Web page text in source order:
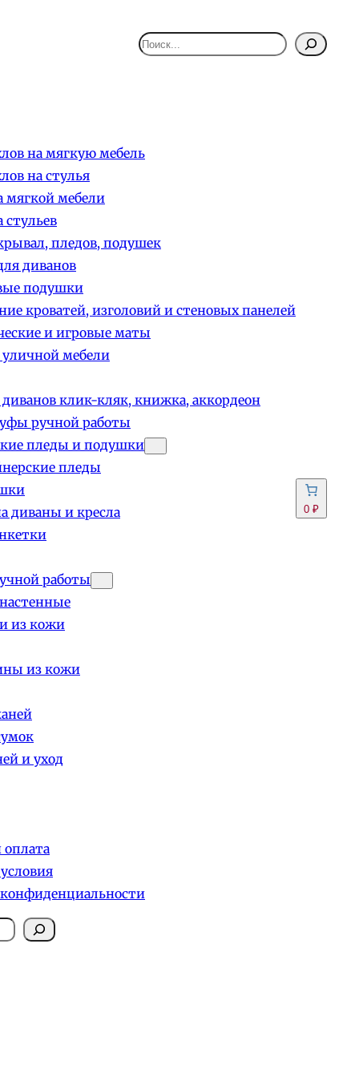
Поиск
на мягкую мебель
на стулья
мягкой мебели
пледов, подушек
диванов
подушки
кроватей, изголовий и стеновых панелей
и игровые маты
мебели
клик-кляк, книжка, аккордеон
ручной работы
пледы и подушки
пледы
диваны и кресла
работы
из кожи
из кожи
и уход
оплата
0 ₽